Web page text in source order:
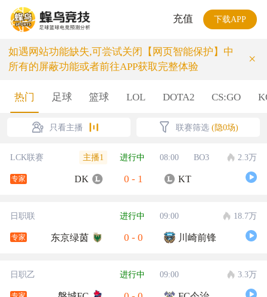
充值 下载APP
如遇网站功能缺失,可尝试关闭【网页智能保护】中
所有的屏蔽功能或者前往APP获取完整体验
×
热门 足球 篮球 LOL DOTA2 CS:GO
只看主播 联赛筛选 (隐0场)
LCK联赛 主播1 进行中 08:00 BO3 2.3万
专家 DK 0 - 1 KT
日职联 进行中 09:00 18.7万
专家 东京绿茵 0 - 0 川崎前锋
日职乙 进行中 09:00 3.3万